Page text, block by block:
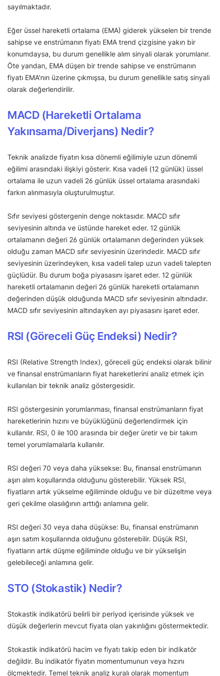
sayılmaktadır.
Eğer üssel hareketli ortalama (EMA) giderek yükselen bir trende
sahipse ve enstrümanın fiyatı EMA trend çizgisine yakın bir
konumdaysa, bu durum genellikle alım sinyali olarak yorumlanır.
Öte yandan, EMA düşen bir trende sahipse ve enstrümanın
fiyatı EMA’nın üzerine çıkmışsa, bu durum genellikle satış sinyali
olarak değerlendirilir.
MACD (Hareketli Ortalama
Yakınsama/Diverjans) Nedir?
Teknik analizde fiyatın kısa dönemli eğilimiyle uzun dönemli
eğilimi arasındaki ilişkiyi gösterir. Kısa vadeli (12 günlük) üssel
ortalama ile uzun vadeli 26 günlük üssel ortalama arasındaki
farkın alınmasıyla oluşturulmuştur.
Sıfır seviyesi göstergenin denge noktasıdır. MACD sıfır
seviyesinin altında ve üstünde hareket eder. 12 günlük
ortalamanın değeri 26 günlük ortalamanın değerinden yüksek
olduğu zaman MACD sıfır seviyesinin üzerindedir. MACD sıfır
seviyesinin üzerindeyken, kısa vadeli talep uzun vadeli talepten
güçlüdür. Bu durum boğa piyasasını işaret eder. 12 günlük
hareketli ortalamanın değeri 26 günlük hareketli ortalamanın
değerinden düşük olduğunda MACD sıfır seviyesinin altındadır.
MACD sıfır seviyesinin altındayken ayı piyasasını işaret eder.
RSI (Göreceli Güç Endeksi) Nedir?
RSI (Relative Strength Index), göreceli güç endeksi olarak bilinir
ve finansal enstrümanların fiyat hareketlerini analiz etmek için
kullanılan bir teknik analiz göstergesidir.
RSI göstergesinin yorumlanması, finansal enstrümanların fiyat
hareketlerinin hızını ve büyüklüğünü değerlendirmek için
kullanılır. RSI, 0 ile 100 arasında bir değer üretir ve bir takım
temel yorumlamalarla kullanılır.
RSI değeri 70 veya daha yüksekse: Bu, finansal enstrümanın
aşırı alım koşullarında olduğunu gösterebilir. Yüksek RSI,
fiyatların artık yükselme eğiliminde olduğu ve bir düzeltme veya
geri çekilme olasılığının arttığı anlamına gelir.
RSI değeri 30 veya daha düşükse: Bu, finansal enstrümanın
aşırı satım koşullarında olduğunu gösterebilir. Düşük RSI,
fiyatların artık düşme eğiliminde olduğu ve bir yükselişin
gelebileceği anlamına gelir.
STO (Stokastik) Nedir?
Stokastik indikatörü belirli bir periyod içerisinde yüksek ve
düşük değerlerin mevcut fiyata olan yakınlığını göstermektedir.
Stokastik indikatörü hacim ve fiyatı takip eden bir indikatör
değildir. Bu indikatör fiyatın momentumunun veya hızını
ölçmektedir. Temel teknik analiz kuralı olarak momentum